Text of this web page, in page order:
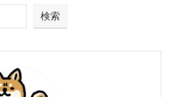
検索